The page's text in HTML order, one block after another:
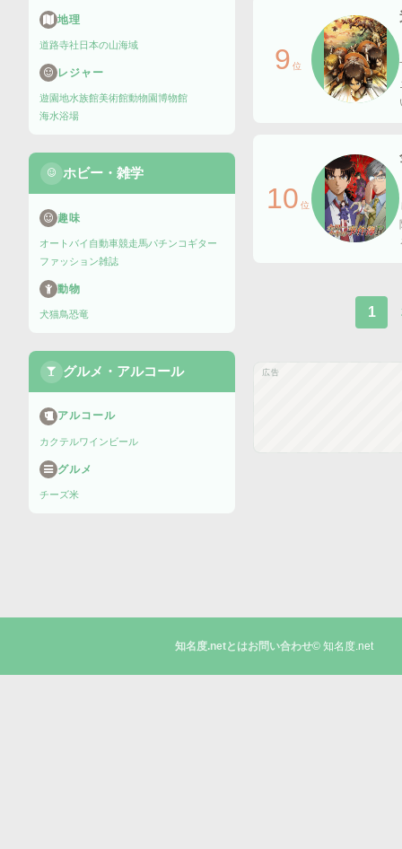
地理
道路寺社 日本の山海域
レジャー
遊園地水族館美術館動物園博物館
海水浴場
ホビー・雑学
趣味
オートバイ 自動車競走馬パチンコ ギター
ファッション雑誌
動物
犬猫鳥恐竜
グルメ・アルコール
アルコール
カクテルワイン ビール
グルメ
チーズ米
9 位
10 位
1
広告
知名度.netとはお問い合わせ© 知名度.net